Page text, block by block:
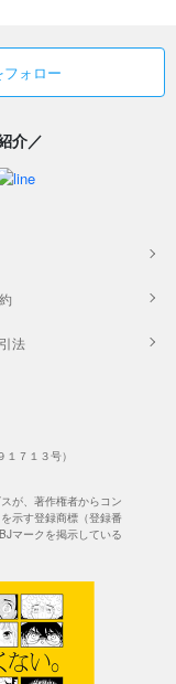
ォロー
介／
法
が、著作権者からコン
示す登録商標（登録番
マークを掲示している